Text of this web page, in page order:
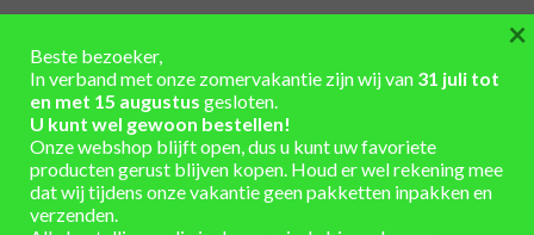
AFMETINGEN Hoogte 37 cm x Diameter 25 cm
INHOUD
(LITER)
10
MATERIAAL Hout,kastanje hout – nieuw
KLEUR
BANDEN
gegalvaniseerd, onbehandeld
Beste bezoeker,
In verband met onze zomervakantie zijn wij van 31 juli tot
en met 15 augustus gesloten.
U kunt wel gewoon bestellen!
Onze webshop blijft open, dus u kunt uw favoriete
producten gerust blijven kopen. Houd er wel rekening mee
dat wij tijdens onze vakantie geen pakketten inpakken en
verzenden.
×